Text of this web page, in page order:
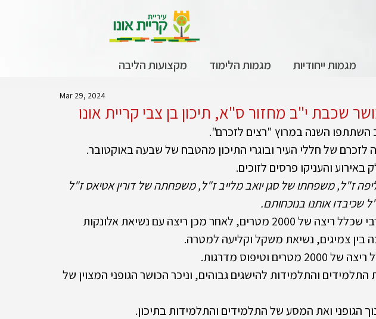
מגמות ייחודיות מגמות הלימוד מקצועות הליבה
שכבת י"ב מחזור ס"א, תיכון בן צבי קריית אונו
Mar 29, 2024
של חללי העיר ובוגרי התיכון מהטבח של שבעה באוקטובר.
והעניקו פרסים לזוכים.
ז"ל, משפחתו של סגן יואב מלייב ז"ל, משפחתה של דורין אטיאס ז"ל
שכיבדו אותנו בנוכחותם.
הבוקר נפתח עם המקצה הקרבי שכלל ריצה של 2000 מטרים, לאחר מכן ריצה עם נשיאת אלונקות
בין צמיגים, נשיאת משקל וקליעה למטרה.
וטיפוס מדרגות.
והתלמידות להישגים גבוהים, וניכר הכושר הגופני המצוין של
הגופני ואת המסע של התלמידים והתלמידות בתיכון.